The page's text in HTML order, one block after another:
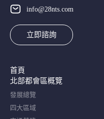
info@28nts.com
立即諮詢
首頁
北部都會區概覽​
發展總覽
四大區域